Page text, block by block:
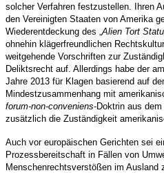
solcher Verfahren festzustellen. Ihren
den Vereinigten Staaten von Amerika
Wiederentdeckung des „ Alien Tort
ohnehin klägerfreundlichen
weitgehende Vorschriften zur
Deliktsrecht auf. Allerdings habe der
Jahre 2013 für Klagen basierend auf
Mindestzusammenhang mit
forum-non-conveniens-Doktrin aus
zusätzlich die Zuständigkeit
Auch vor europäischen Gerichten sei
Prozessbereitschaft in Fällen von
Menschenrechtsverstößen im Ausland